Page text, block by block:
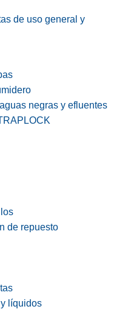
de uso general y
negras y efluentes
de repuesto
líquidos